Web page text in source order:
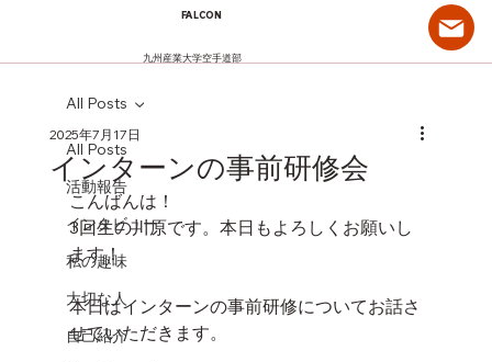
FALCON
九州産業大学空手道部
All Posts
活動報告
インタビュー
私の趣味
大切な人
自己紹介
All Posts
インターンの事前研修会
2025年7月17日
こんばんは！
3回生の川原です。本日もよろしくお願いし
ます！
本日はインターンの事前研修についてお話さ
せていただきます。